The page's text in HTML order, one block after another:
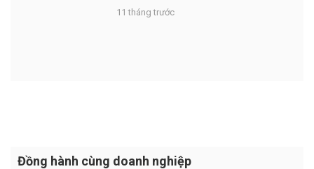
11 tháng trước
Đồng hành cùng doanh nghiệp